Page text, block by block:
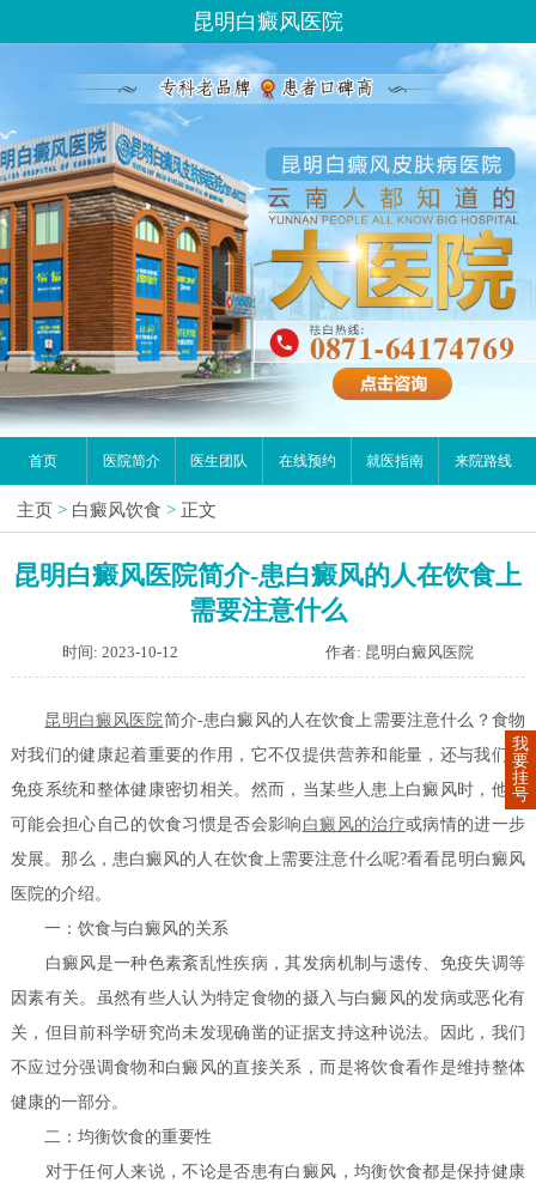
昆明白癜风医院
首页 医院简介 医生团队 在线预约 就医指南 来院路线
主页 > 白癜风饮食 > 正文
昆明白癜风医院简介-患白癜风的人在饮食上
需要注意什么
时间: 2023-10-12 作者: 昆明白癜风医院
昆明白癜风医院简介-患白癜风的人在饮食上需要注意什么？食物
对我们的健康起着重要的作用，它不仅提供营养和能量，还与我们的
免疫系统和整体健康密切相关。然而，当某些人患上白癜风时，他们
可能会担心自己的饮食习惯是否会影响 白癜风的治疗或病情的进一步
发展。那么，患白癜风的人在饮食上需要注意什么呢?看看昆明白癜风
医院的介绍。
一：饮食与白癜风的关系
白癜风是一种色素紊乱性疾病，其发病机制与遗传、免疫失调等
因素有关。虽然有些人认为特定食物的摄入与白癜风的发病或恶化有
关，但目前科学研究尚未发现确凿的证据支持这种说法。因此，我们
不应过分强调食物和白癜风的直接关系，而是将饮食看作是维持整体
健康的一部分。
二：均衡饮食的重要性
对于任何人来说，不论是否患有白癜风，均衡饮食都是保持健康
我
要
挂
号